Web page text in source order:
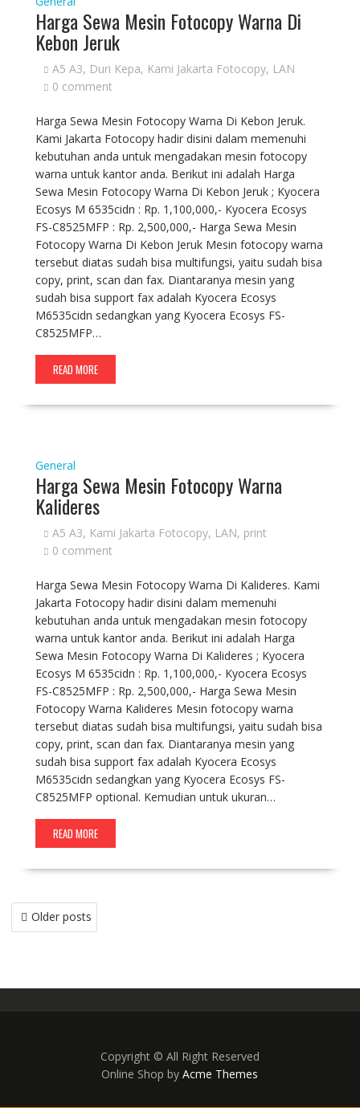
Harga Sewa Mesin Fotocopy Warna Di
Kebon Jeruk
A5 A3, Duri Kepa, Kami Jakarta Fotocopy, LAN
0 comment
Harga Sewa Mesin Fotocopy Warna Di Kebon Jeruk.
Kami Jakarta Fotocopy hadir disini dalam memenuhi
kebutuhan anda untuk mengadakan mesin fotocopy
warna untuk kantor anda. Berikut ini adalah Harga
Sewa Mesin Fotocopy Warna Di Kebon Jeruk ; Kyocera
Ecosys M 6535cidn : Rp. 1,100,000,- Kyocera Ecosys
FS-C8525MFP : Rp. 2,500,000,- Harga Sewa Mesin
Fotocopy Warna Di Kebon Jeruk Mesin fotocopy warna
tersebut diatas sudah bisa multifungsi, yaitu sudah bisa
copy, print, scan dan fax. Diantaranya mesin yang
sudah bisa support fax adalah Kyocera Ecosys
M6535cidn sedangkan yang Kyocera Ecosys FS-
C8525MFP…
READ MORE
General
Harga Sewa Mesin Fotocopy Warna
Kalideres
A5 A3, Kami Jakarta Fotocopy, LAN, print
0 comment
Harga Sewa Mesin Fotocopy Warna Di Kalideres. Kami
Jakarta Fotocopy hadir disini dalam memenuhi
kebutuhan anda untuk mengadakan mesin fotocopy
warna untuk kantor anda. Berikut ini adalah Harga
Sewa Mesin Fotocopy Warna Di Kalideres ; Kyocera
Ecosys M 6535cidn : Rp. 1,100,000,- Kyocera Ecosys
FS-C8525MFP : Rp. 2,500,000,- Harga Sewa Mesin
Fotocopy Warna Kalideres Mesin fotocopy warna
tersebut diatas sudah bisa multifungsi, yaitu sudah bisa
copy, print, scan dan fax. Diantaranya mesin yang
sudah bisa support fax adalah Kyocera Ecosys
M6535cidn sedangkan yang Kyocera Ecosys FS-
C8525MFP optional. Kemudian untuk ukuran…
READ MORE
Older posts
Copyright © All Right Reserved
Online Shop byAcme Themes